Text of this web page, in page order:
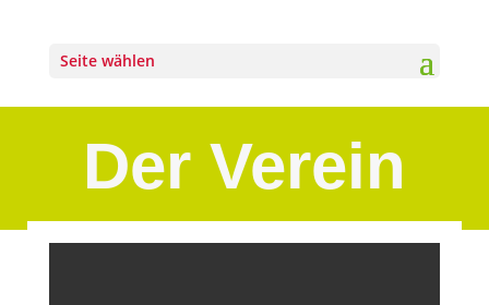
Seite wählen
Der Verein